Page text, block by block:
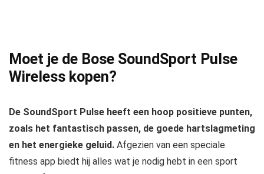
Moet je de Bose SoundSport Pulse
Wireless kopen?
De SoundSport Pulse heeft een hoop positieve punten,
zoals het fantastisch passen, de goede hartslagmeting
en het energieke geluid. Afgezien van een speciale
fitness app biedt hij alles wat je nodig hebt in een sport